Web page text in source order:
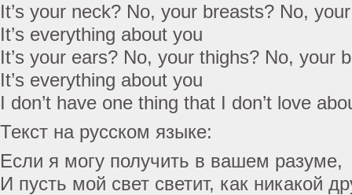
It’s your neck? No, your breasts? No,
It’s everything about you
It’s your ears? No, your thighs? No, your
It’s everything about you
I don’t have one thing that I don’t love
Текст на русском языке:
Если я могу получить в вашем разуме,
И пусть мой свет светит, как никакой